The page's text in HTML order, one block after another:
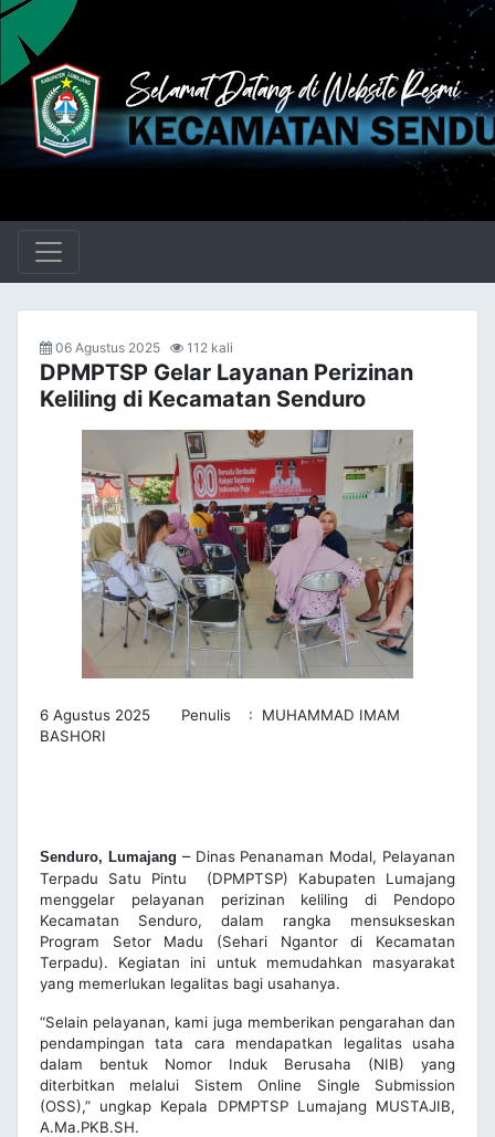
06 Agustus 2025 112 kali
DPMPTSP Gelar Layanan Perizinan
Keliling di Kecamatan Senduro
6 Agustus 2025 Penulis : MUHAMMAD IMAM
BASHORI
Senduro, Lumajang – Dinas Penanaman Modal, Pelayanan
Terpadu Satu Pintu (DPMPTSP) Kabupaten Lumajang
menggelar pelayanan perizinan keliling di Pendopo
Kecamatan Senduro, dalam rangka mensukseskan
Program Setor Madu (Sehari Ngantor di Kecamatan
Terpadu). Kegiatan ini untuk memudahkan masyarakat
yang memerlukan legalitas bagi usahanya.
“Selain pelayanan, kami juga memberikan pengarahan dan
pendampingan tata cara mendapatkan legalitas usaha
dalam bentuk Nomor Induk Berusaha (NIB) yang
diterbitkan melalui Sistem Online Single Submission
(OSS),” ungkap Kepala DPMPTSP Lumajang MUSTAJIB,
A.Ma.PKB.SH.